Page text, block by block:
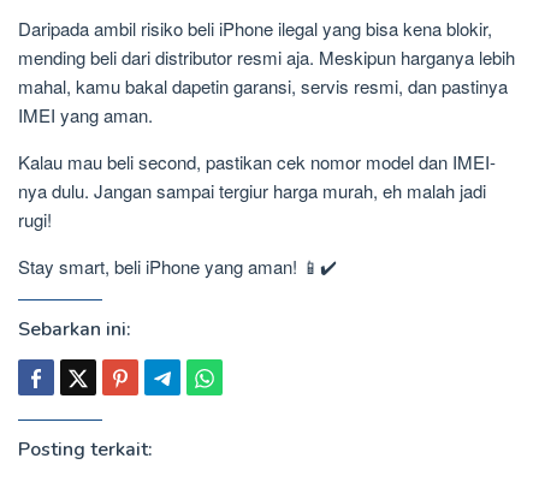
Daripada ambil risiko beli iPhone ilegal yang bisa kena blokir,
mending beli dari distributor resmi aja. Meskipun harganya lebih
mahal, kamu bakal dapetin garansi, servis resmi, dan pastinya
IMEI yang aman.
Kalau mau beli second, pastikan cek nomor model dan IMEI-
nya dulu. Jangan sampai tergiur harga murah, eh malah jadi
rugi!
Stay smart, beli iPhone yang aman! 📱✔️
Sebarkan ini:
Posting terkait: